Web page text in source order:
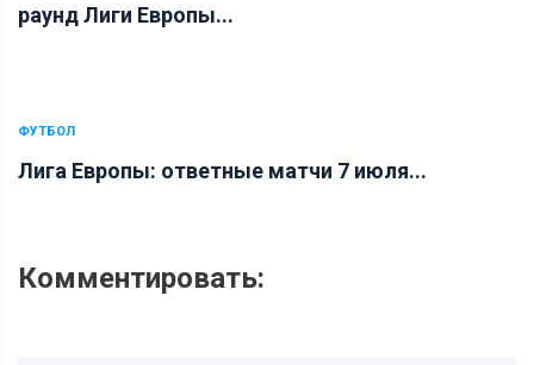
раунд Лиги Европы...
ФУТБОЛ
Лига Европы: ответные матчи 7 июля...
Комментировать: